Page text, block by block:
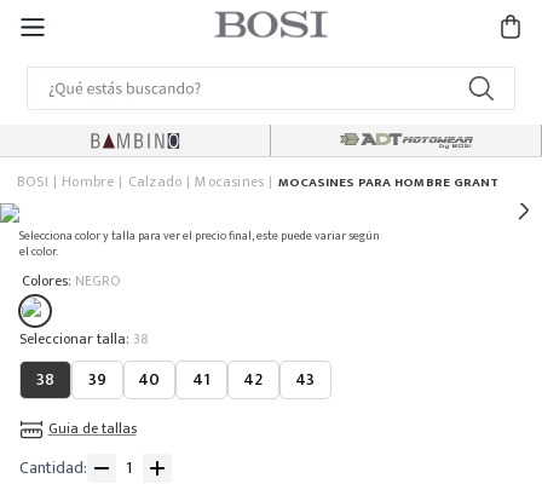
BOSI Hombre Calzado Mocasines MOCASINES PARA HOMBRE GRANT
Selecciona color y talla para ver el precio final, este puede variar según
el color.
Colores: NEGRO
: 38
38 39 40 41 42 43
Guia de tallas
Cantidad